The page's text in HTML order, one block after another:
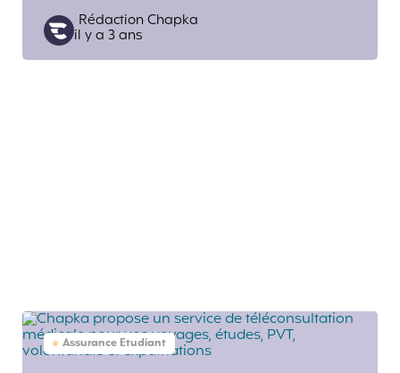
Posted
by
Rédaction Chapka
il y a 3 ans
Assurance Etudiant